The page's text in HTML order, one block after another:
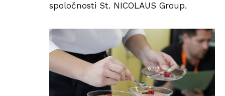
spoločnosti St. NICOLAUS Group.